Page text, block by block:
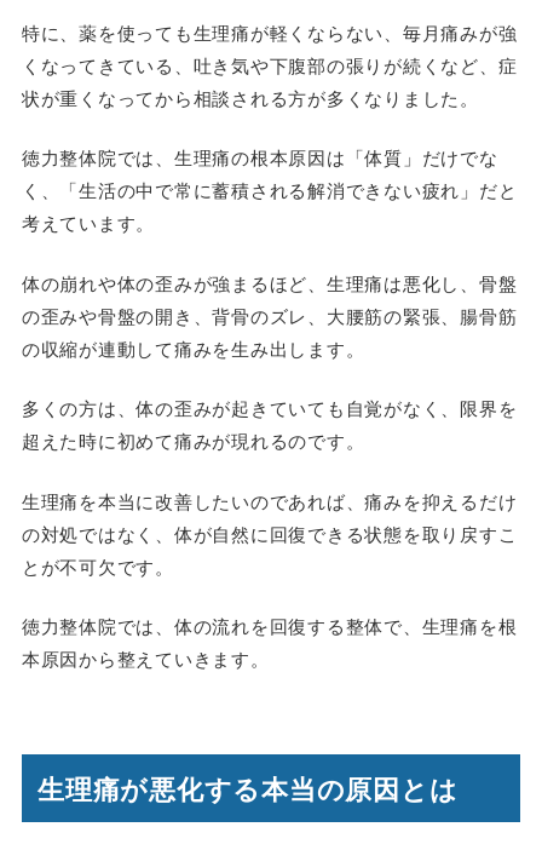
特に、薬を使っても生理痛が軽くならない、毎月痛みが強
くなってきている、吐き気や下腹部の張りが続くなど、症
状が重くなってから相談される方が多くなりました。
徳力整体院では、生理痛の根本原因は「体質」だけでな
く、「生活の中で常に蓄積される解消できない疲れ」だと
考えています。
体の崩れや体の歪みが強まるほど、生理痛は悪化し、骨盤
の歪みや骨盤の開き、背骨のズレ、大腰筋の緊張、腸骨筋
の収縮が連動して痛みを生み出します。
多くの方は、体の歪みが起きていても自覚がなく、限界を
超えた時に初めて痛みが現れるのです。
生理痛を本当に改善したいのであれば、痛みを抑えるだけ
の対処ではなく、体が自然に回復できる状態を取り戻すこ
とが不可欠です。
徳力整体院では、体の流れを回復する整体で、生理痛を根
本原因から整えていきます。
生理痛が悪化する本当の原因とは